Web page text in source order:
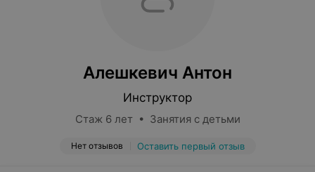
Алешкевич Антон
Инструктор
Стаж 6 лет • Занятия с детьми
Нет отзывов Оставить первый отзыв